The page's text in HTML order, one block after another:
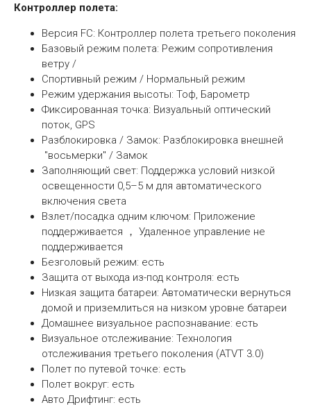
Контроллер полета:
Версия FC: Контроллер полета третьего поколения
Базовый режим полета: Режим сопротивления
ветру /
Спортивный режим / Нормальный режим
Режим удержания высоты: Тоф, Барометр
Фиксированная точка: Визуальный оптический
поток, GPS
Разблокировка / Замок: Разблокировка внешней
''восьмерки'' / Замок
Заполняющий свет: Поддержка условий низкой
освещенности 0,5–5 м для автоматического
включения света
Взлет/посадка одним ключом: Приложение
поддерживается ， Удаленное управление не
поддерживается
Безголовый режим: есть
Защита от выхода из-под контроля: есть
Низкая защита батареи: Автоматически вернуться
домой и приземлиться на низком уровне батареи
Домашнее визуальное распознавание: есть
Визуальное отслеживание: Технология
отслеживания третьего поколения (ATVT 3.0)
Полет по путевой точке: есть
Полет вокруг: есть
Авто Дрифтинг: есть